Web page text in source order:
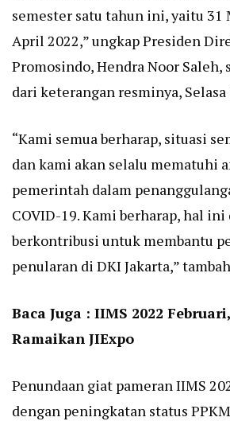
semester satu tahun ini, yaitu 31
April 2022,” ungkap Presiden
Promosindo, Hendra Noor
dari keterangan resminya, Selasa
“Kami semua berharap, situasi
dan kami akan selalu mematuhi
pemerintah dalam
COVID-19. Kami berharap, hal ini
berkontribusi untuk membantu
penularan di DKI Jakarta,”
Baca Juga : IIMS 2022
Ramaikan JIExpo
Penundaan giat pameran IIMS
dengan peningkatan status